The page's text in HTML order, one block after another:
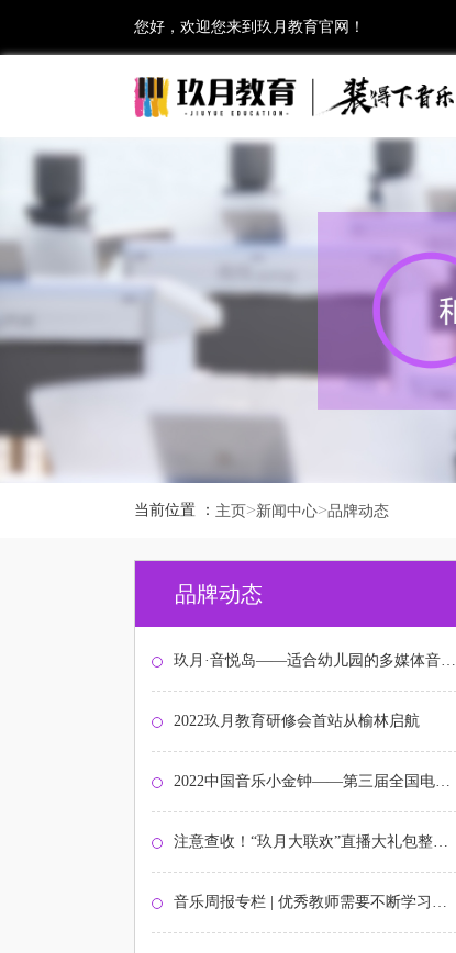
您好，欢迎您来到玖月教育官网！
当前位置 ： 主页>新闻中心>品牌动态
品牌动态
玖月·音悦岛——适合幼儿园的多媒体音乐启蒙课程
2022玖月教育研修会首站从榆林启航
2022中国音乐小金钟——第三届全国电子键盘展演北京选拔赛圆满结束
注意查收！“玖月大联欢”直播大礼包整装待发！
音乐周报专栏 | 优秀教师需要不断学习与打磨